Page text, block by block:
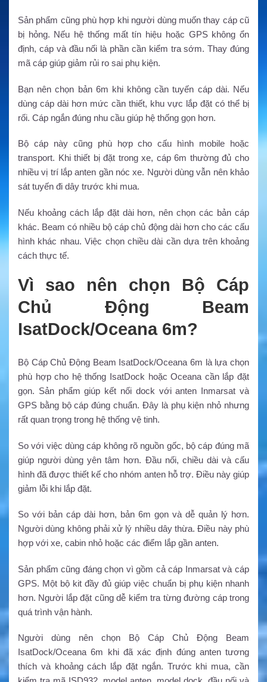
Sản phẩm cũng phù hợp khi người dùng muốn thay cáp cũ
bị hỏng. Nếu hệ thống mất tín hiệu hoặc GPS không ổn
định, cáp và đầu nối là phần cần kiểm tra sớm. Thay đúng
mã cáp giúp giảm rủi ro sai phụ kiện.
Bạn nên chọn bản 6m khi không cần tuyến cáp dài. Nếu
dùng cáp dài hơn mức cần thiết, khu vực lắp đặt có thể bị
rối. Cáp ngắn đúng nhu cầu giúp hệ thống gọn hơn.
Bộ cáp này cũng phù hợp cho cấu hình mobile hoặc
transport. Khi thiết bị đặt trong xe, cáp 6m thường đủ cho
nhiều vị trí lắp anten gần nóc xe. Người dùng vẫn nên khảo
sát tuyến đi dây trước khi mua.
Nếu khoảng cách lắp đặt dài hơn, nên chọn các bản cáp
khác. Beam có nhiều bộ cáp chủ động dài hơn cho các cấu
hình khác nhau. Việc chọn chiều dài cần dựa trên khoảng
cách thực tế.
Vì sao nên chọn Bộ Cáp
Chủ Động Beam
IsatDock/Oceana 6m?
Bộ Cáp Chủ Động Beam IsatDock/Oceana 6m là lựa chọn
phù hợp cho hệ thống IsatDock hoặc Oceana cần lắp đặt
gọn. Sản phẩm giúp kết nối dock với anten Inmarsat và
GPS bằng bộ cáp đúng chuẩn. Đây là phụ kiện nhỏ nhưng
rất quan trọng trong hệ thống vệ tinh.
So với việc dùng cáp không rõ nguồn gốc, bộ cáp đúng mã
giúp người dùng yên tâm hơn. Đầu nối, chiều dài và cấu
hình đã được thiết kế cho nhóm anten hỗ trợ. Điều này giúp
giảm lỗi khi lắp đặt.
So với bản cáp dài hơn, bản 6m gọn và dễ quản lý hơn.
Người dùng không phải xử lý nhiều dây thừa. Điều này phù
hợp với xe, cabin nhỏ hoặc các điểm lắp gần anten.
Sản phẩm cũng đáng chọn vì gồm cả cáp Inmarsat và cáp
GPS. Một bộ kit đầy đủ giúp việc chuẩn bị phụ kiện nhanh
hơn. Người lắp đặt cũng dễ kiểm tra từng đường cáp trong
quá trình vận hành.
Người dùng nên chọn Bộ Cáp Chủ Động Beam
IsatDock/Oceana 6m khi đã xác định đúng anten tương
thích và khoảng cách lắp đặt ngắn. Trước khi mua, cần